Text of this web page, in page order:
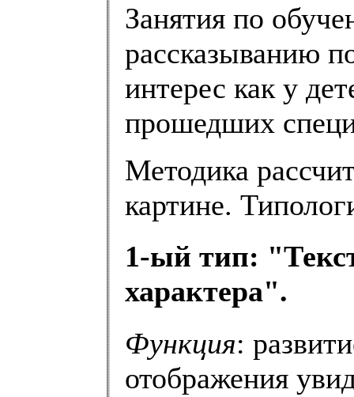
Занятия по
рассказыванию
интерес как у
прошедших
Методика
картине.
1-ый тип:
характера".
Функция:
отображения